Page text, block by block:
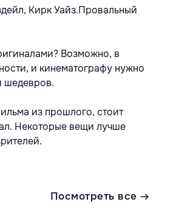
Кирк Уайз.Провальный
Возможно, в
и кинематографу нужно
шедевров.
из прошлого, стоит
Некоторые вещи лучше
Посмотреть все